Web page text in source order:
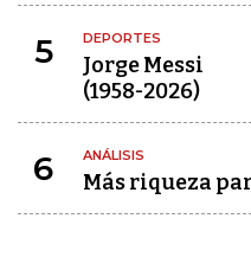
5 DEPORTES
Jorge Messi
(1958-2026)
6 ANÁLISIS
Más riqueza